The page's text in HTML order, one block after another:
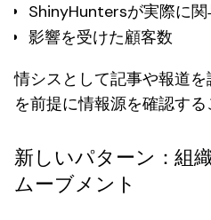
ShinyHuntersが実際に
影響を受けた顧客数
情シスとして記事や報道
を前提に情報源を確認する
新しいパターン：組
ムーブメント